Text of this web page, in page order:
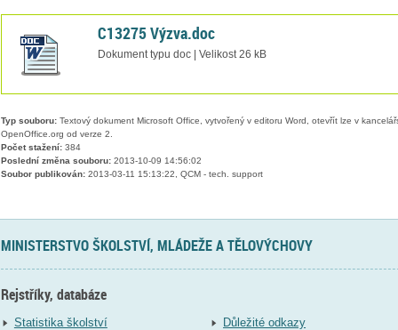
C13275 Výzva.doc
Dokument typu doc | Velikost 26 kB
Typ souboru:Textový dokument Microsoft Office, vytvořený v editoru Word, otevřít lze v
OpenOffice.org od verze 2.
Počet stažení:384
Poslední změna souboru:2013-10-09 14:56:02
Soubor publikován:2013-03-11 15:13:22, QCM - tech. support
MINISTERSTVO ŠKOLSTVÍ, MLÁDEŽE A TĚLOVÝCHOVY
Rejstříky, databáze
Statistika školství
Důležité odkazy